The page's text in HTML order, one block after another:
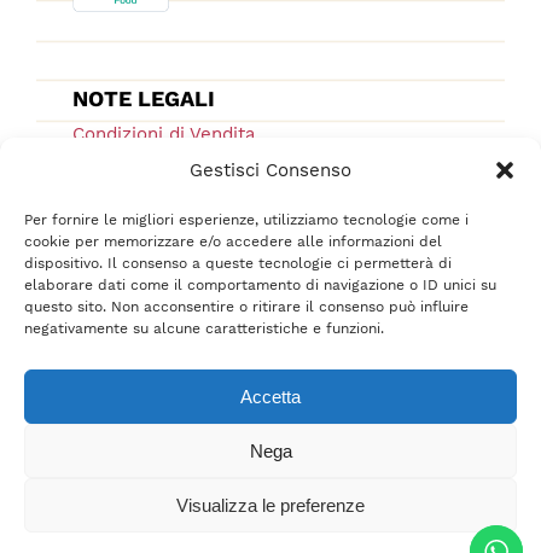
Gestisci Consenso
Per fornire le migliori esperienze, utilizziamo tecnologie come i
cookie per memorizzare e/o accedere alle informazioni del
dispositivo. Il consenso a queste tecnologie ci permetterà di
elaborare dati come il comportamento di navigazione o ID unici su
questo sito. Non acconsentire o ritirare il consenso può influire
negativamente su alcune caratteristiche e funzioni.
Accetta
Nega
Visualizza le preferenze
NOTE LEGALI
Condizioni di Vendita
Ordini e Spedizioni
Cookie Low
F.A.Q.
Tutti i diritti sono riservati © 2021-2022 –
BelliFreschisrl– P.IVA 02618710400 –